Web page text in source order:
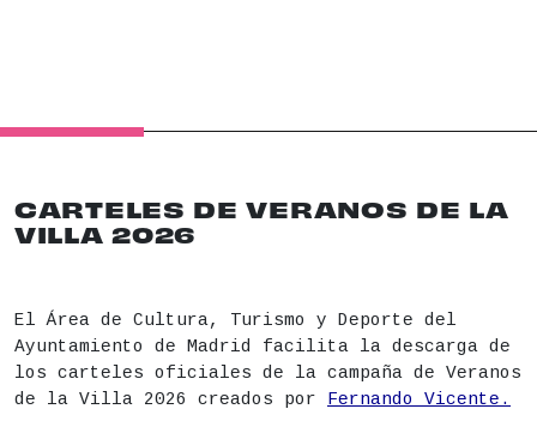
CARTELES DE VERANOS DE LA
VILLA 2026
El Área de Cultura, Turismo y Deporte del
Ayuntamiento de Madrid facilita la descarga de
los carteles oficiales de la campaña de Veranos
de la Villa 2026 creados por
Fernando Vicente.